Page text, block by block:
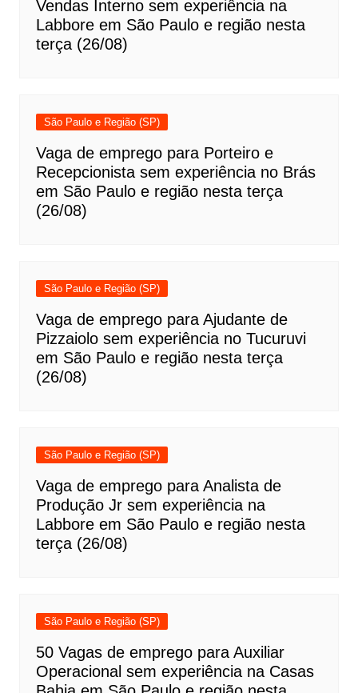
Vendas Interno sem experiência na
Labbore em São Paulo e região nesta
terça (26/08)
São Paulo e Região (SP)
Vaga de emprego para Porteiro e
Recepcionista sem experiência no Brás
em São Paulo e região nesta terça
(26/08)
São Paulo e Região (SP)
Vaga de emprego para Ajudante de
Pizzaiolo sem experiência no Tucuruvi
em São Paulo e região nesta terça
(26/08)
São Paulo e Região (SP)
Vaga de emprego para Analista de
Produção Jr sem experiência na
Labbore em São Paulo e região nesta
terça (26/08)
São Paulo e Região (SP)
50 Vagas de emprego para Auxiliar
Operacional sem experiência na Casas